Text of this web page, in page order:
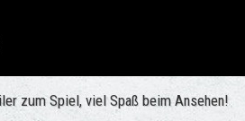
zum Spiel, viel Spaß beim Ansehen!